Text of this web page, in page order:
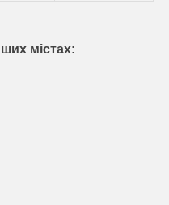
містах: